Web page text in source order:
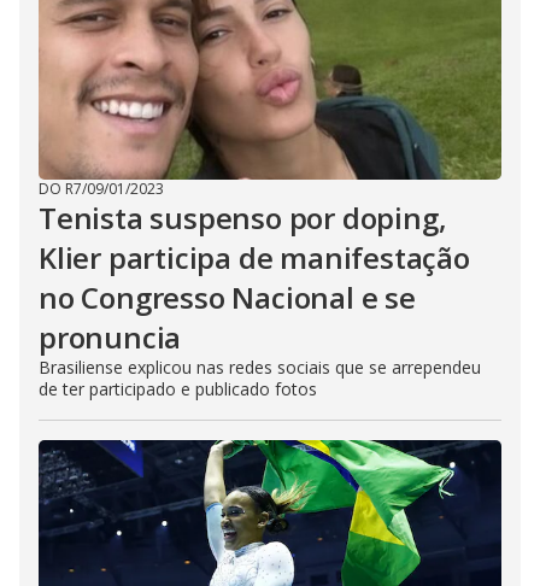
DO R7/09/01/2023
Tenista suspenso por doping,
Klier participa de manifestação
no Congresso Nacional e se
pronuncia
Brasiliense explicou nas redes sociais que se arrependeu
de ter participado e publicado fotos